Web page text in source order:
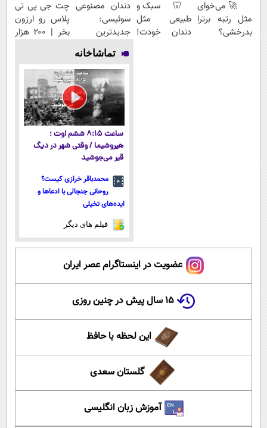
🚀 می‌خوای
مثل رتبه برترا
بدرخشی؟
🦷 سبک و
طبیعی مثل
دندان خودت!
دندان مصنوعی
سوئیسی:
جدیدترین
فناوری اروپا،
سبک و مقاوم |
پرداخت قسطی
چت جی پی تی
پلاس رو ارزون
بخر | ۲۰۰ هزار
تماشاخانه
ساعت ۸:۱۵ ششم اوت ؛
هیروشیما / وقتی شهر در دیگ
قیر می‌جوشید
محمدباقر خرازی کیست؟
روحانی جنجالی با ادعاها و
ایده‌های تخیلی
فیلم های دیگر
عضویت در اینستاگرام عصر ایران
۱۵ سال پیش در چنین روزی
این لحظه با حافظ
گلستان سعدی
آموزش زبان انگلیسی